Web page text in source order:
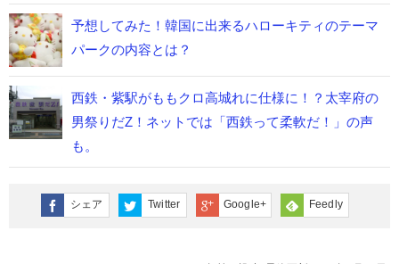
予想してみた！韓国に出来るハローキティのテーマ
パークの内容とは？
西鉄・紫駅がももクロ高城れに仕様に！？太宰府の
男祭りだZ！ネットでは「西鉄って柔軟だ！」の声
も。
シェア Twitter Google+ Feedly